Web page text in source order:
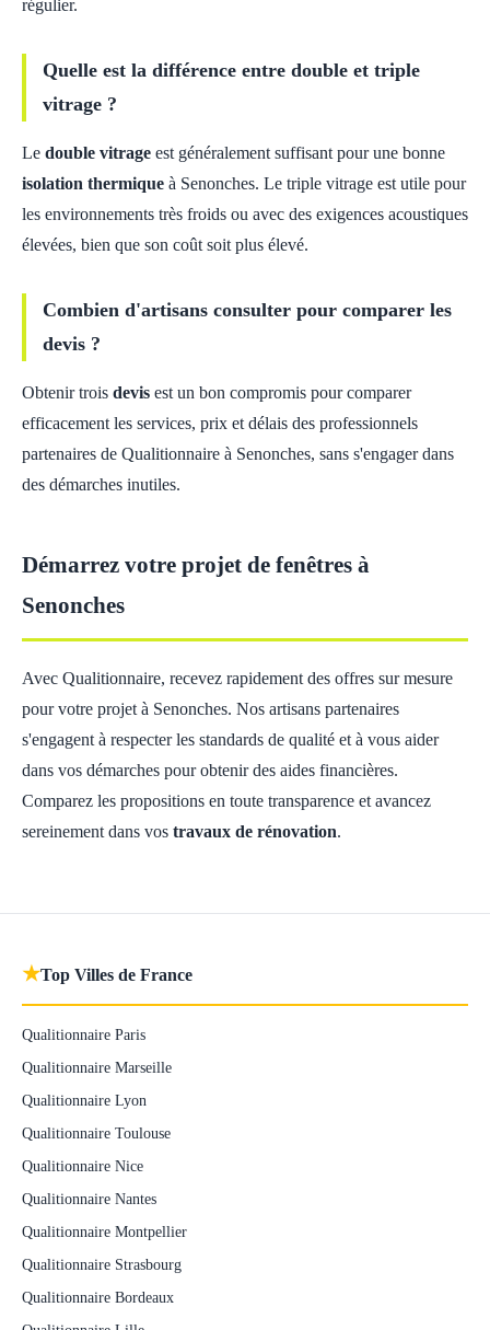
régulier.
Quelle est la différence entre double et triple
vitrage ?
Le double vitrage est généralement suffisant pour une bonne
isolation thermique à Senonches. Le triple vitrage est utile pour
les environnements très froids ou avec des exigences acoustiques
élevées, bien que son coût soit plus élevé.
Combien d'artisans consulter pour comparer les
devis ?
Obtenir trois devis est un bon compromis pour comparer
efficacement les services, prix et délais des professionnels
partenaires de Qualitionnaire à Senonches, sans s'engager dans
des démarches inutiles.
Démarrez votre projet de fenêtres à
Senonches
Avec Qualitionnaire, recevez rapidement des offres sur mesure
pour votre projet à Senonches. Nos artisans partenaires
s'engagent à respecter les standards de qualité et à vous aider
dans vos démarches pour obtenir des aides financières.
Comparez les propositions en toute transparence et avancez
sereinement dans vos travaux de rénovation.
★Top Villes de France
Qualitionnaire Paris
Qualitionnaire Marseille
Qualitionnaire Lyon
Qualitionnaire Toulouse
Qualitionnaire Nice
Qualitionnaire Nantes
Qualitionnaire Montpellier
Qualitionnaire Strasbourg
Qualitionnaire Bordeaux